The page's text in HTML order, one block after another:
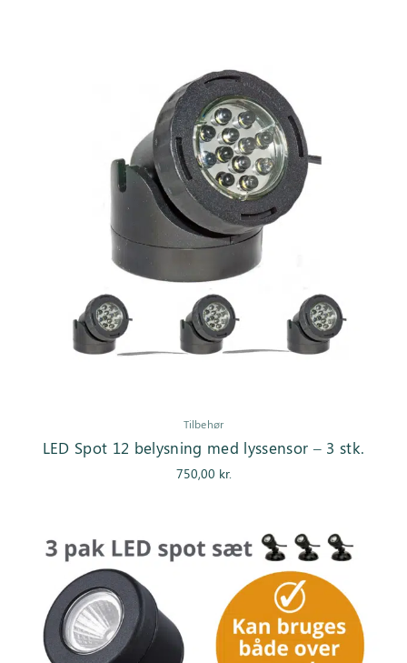
Tilbehør
LED Spot 12 belysning med lyssensor – 3 stk.
750,00 kr.